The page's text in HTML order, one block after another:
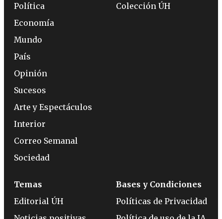
Política
Economía
Mundo
País
Opinión
Sucesos
Arte y Espectáculos
Interior
Correo Semanal
Sociedad
Colección ÚH
Temas
Editorial ÚH
Bases y Condiciones
Políticas de Privacidad